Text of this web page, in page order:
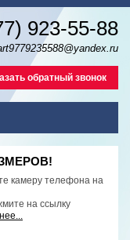
923-55-88
обратный звонок
камеру телефона на
на ссылку